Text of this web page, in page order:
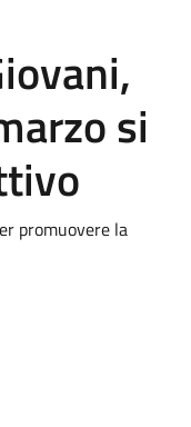
si
promuovere la